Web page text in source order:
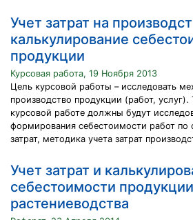
Учет затрат на
калькулирование
продукции
Курсовая работа, 19 Ноября 2013
Цель курсовой работы – исследовать
производство продукции (работ,
курсовой работе должны будут
формирования себестоимости работ по
затрат, методика учета затрат
Учет затрат и
себестоимости продукции
растениеводства